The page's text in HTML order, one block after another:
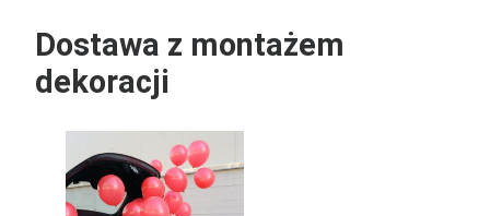
Dostawa z montażem
dekoracji